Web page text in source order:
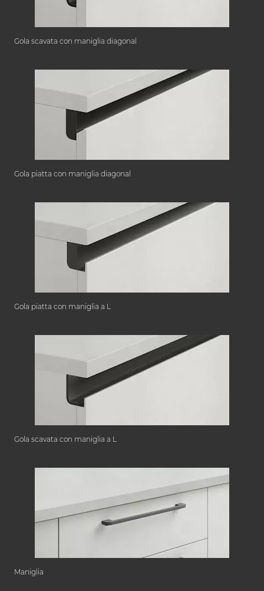
Gola scavata con maniglia diagonal
Gola piatta con maniglia diagonal
Gola piatta con maniglia a L
Gola scavata con maniglia a L
Maniglia